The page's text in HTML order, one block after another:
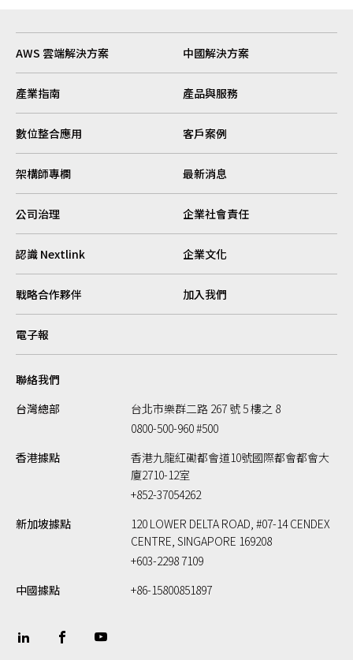
AWS 雲端解決方案 中國解決方案
產業指南 產品與服務
數位整合應用 客戶案例
架構師專欄 最新消息
公司治理 企業社會責任
認識 Nextlink 企業文化
戰略合作夥伴 加入我們
電子報
聯絡我們
台灣總部
台北市樂群二路 267 號 5 樓之 8
0800-500-960 #500
香港據點
香港九龍紅磡都會道10號國際都會都會大
廈2710-12室
+852-37054262
新加坡據點
120 LOWER DELTA ROAD, #07-14 CENDEX
CENTRE, SINGAPORE 169208
+603-2298 7109
中國據點
+86-15800851897